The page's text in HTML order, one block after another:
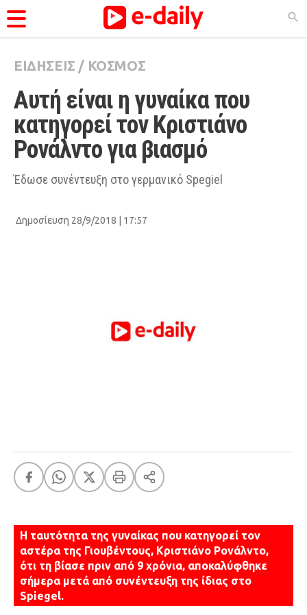
ΚΑΤΗΓΟΡΊΕΣ
Ειδήσεις
Θέματα
Videos
Podcasts
Life
A-List LGBTQI+
LIFE
Food
Body+Mind
ΕΙΔΗΣΕΙΣ / ΚΟΣΜΟΣ
Αυτή είναι η γυναίκα που
κατηγορεί τον Κριστιάνο
Ρονάλντο για βιασμό
Έδωσε συνέντευξη στο γερμανικό Spegiel
Δημοσίευση 28/9/2018 | 17:57
Η ταυτότητα της γυναίκας που κατηγορεί τον
αστέρα της Γιουβέντους, Κριστιάνο Ρονάλντο,
ότι τη βίασε πριν από 9 χρόνια, αποκαλύφθηκε
σήμερα μετά από συνέντευξη της ίδιας στο
Spiegel.